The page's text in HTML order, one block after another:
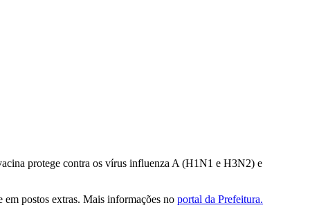
protege contra os vírus influenza A (H1N1 e H3N2) e
em postos extras. Mais informações no portal da Prefeitura.